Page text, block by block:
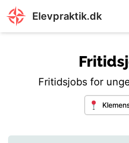
Elevpraktik.dk
Fritidsjobs for